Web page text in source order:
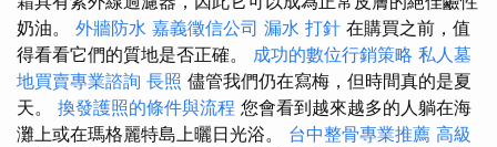
奶油。 外牆防水 嘉義徵信公司 漏水 打針 在購買之前，值
得看看它們的質地是否正確。 成功的數位行銷策略 私人墓
地買賣專業諮詢 長照 儘管我們仍在寫梅，但時間真的是夏
天。 換發護照的條件與流程 您會看到越來越多的人躺在海
灘上或在瑪格麗特島上曬日光浴。 台中整骨專業推薦 高級